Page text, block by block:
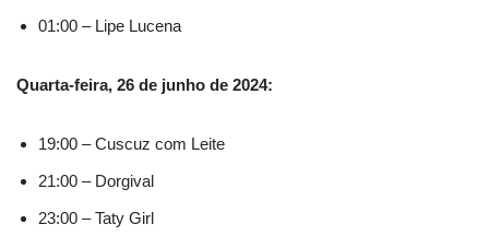
01:00 – Lipe Lucena
Quarta-feira, 26 de junho de 2024:
19:00 – Cuscuz com Leite
21:00 – Dorgival
23:00 – Taty Girl